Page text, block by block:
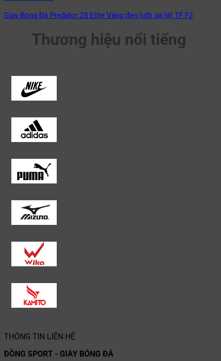
Giày Bóng Đá Predator 25 Elite Vàng đen lưỡi gà lật TF F2
Thương hiệu nổi tiếng
THÔNG TIN LIÊN HỆ
ĐỒNG SPORT - GIÀY BÓNG ĐÁ